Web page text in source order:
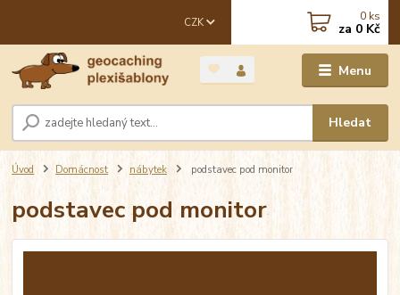
Menu
CZK
Hledat
0 ks
za 0 Kč
Úvod Domácnost nábytek podstavec pod monitor
podstavec pod monitor